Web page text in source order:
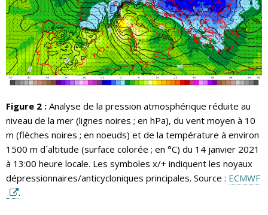
Figure 2 : Analyse de la pression atmosphérique réduite au
niveau de la mer (lignes noires ; en hPa), du vent moyen à 10
m (flèches noires ; en noeuds) et de la température à environ
1500 m d´altitude (surface colorée ; en °C) du 14 janvier 2021
à 13:00 heure locale. Les symboles x/+ indiquent les noyaux
dépressionnaires/anticycloniques principales. Source : ECMWF
.